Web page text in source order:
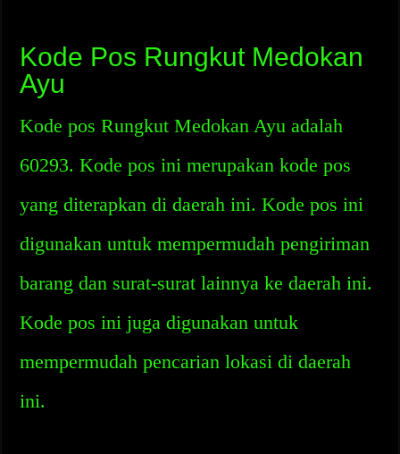
Kode Pos Rungkut Medokan
Ayu
Kode pos Rungkut Medokan Ayu adalah
60293. Kode pos ini merupakan kode pos
yang diterapkan di daerah ini. Kode pos ini
digunakan untuk mempermudah pengiriman
barang dan surat-surat lainnya ke daerah ini.
Kode pos ini juga digunakan untuk
mempermudah pencarian lokasi di daerah
ini.